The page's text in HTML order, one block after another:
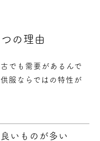
の理由
でも需要があるんで
服ならではの特性が
いものが多い